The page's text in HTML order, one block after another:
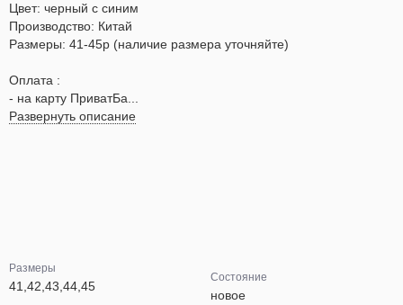
Цвет: черный с синим
Производство: Китай
Размеры: 41-45р (наличие размера уточняйте)
Оплата :
- на карту ПриватБа...
Развернуть описание
Размеры
41,42,43,44,45
Состояние
новое